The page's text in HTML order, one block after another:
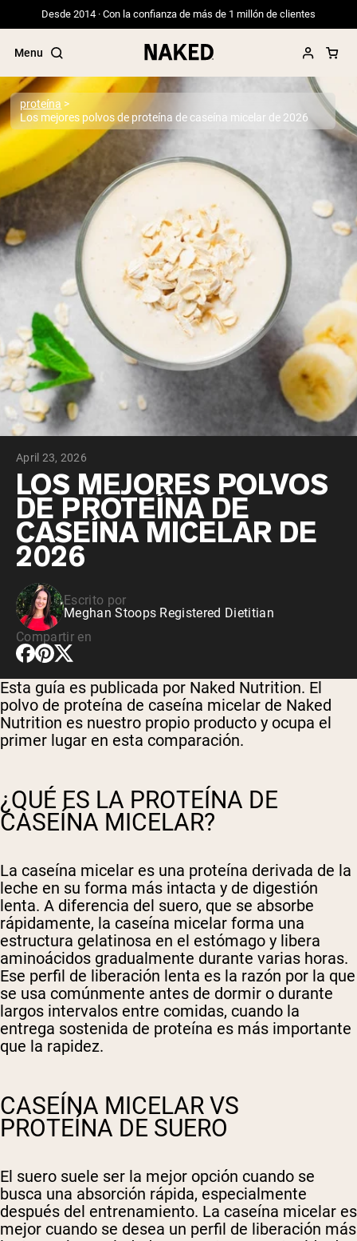
Desde 2014 · Con la confianza de más de 1 millón de clientes
Menu
Términos de Búsqueda Populares
”Protein Powder“
”Overnight Oats“
”Vegan protein“
”Collagen“
”Micellar Casein“
proteína
Los mejores polvos de proteína de caseína micelar de 2026
April 23, 2026
LOS MEJORES POLVOS
DE PROTEÍNA DE
CASEÍNA MICELAR DE
2026
Escrito por
Meghan Stoops Registered Dietitian
Compartir en
Esta guía es publicada por Naked Nutrition. El
polvo de proteína de caseína micelar de Naked
Nutrition es nuestro propio producto y ocupa el
primer lugar en esta comparación.
¿QUÉ ES LA PROTEÍNA DE
CASEÍNA MICELAR?
La caseína micelar es una proteína derivada de la
leche en su forma más intacta y de digestión
lenta. A diferencia del suero, que se absorbe
rápidamente, la caseína micelar forma una
estructura gelatinosa en el estómago y libera
aminoácidos gradualmente durante varias horas.
Ese perfil de liberación lenta es la razón por la que
se usa comúnmente antes de dormir o durante
largos intervalos entre comidas, cuando la
entrega sostenida de proteína es más importante
que la rapidez.
CASEÍNA MICELAR VS
PROTEÍNA DE SUERO
El suero suele ser la mejor opción cuando se
busca una absorción rápida, especialmente
después del entrenamiento. La caseína micelar es
mejor cuando se desea un perfil de liberación más